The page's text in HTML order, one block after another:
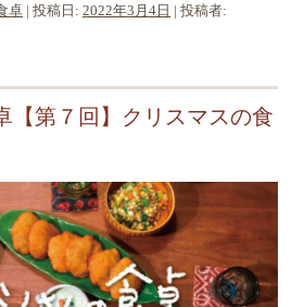
卓 | 投稿日: 2022年3月4日 | 投稿者:
【第７回】クリスマスの食